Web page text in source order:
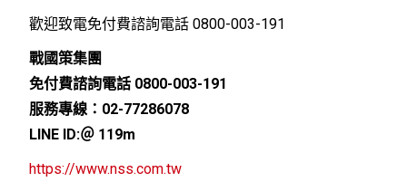
歡迎致電免付費諮詢電話 0800-003-191
戰國策集團
免付費諮詢電話 0800-003-191
服務專線：02-77286078
LINE ID:＠ 119m
https://www.nss.com.tw